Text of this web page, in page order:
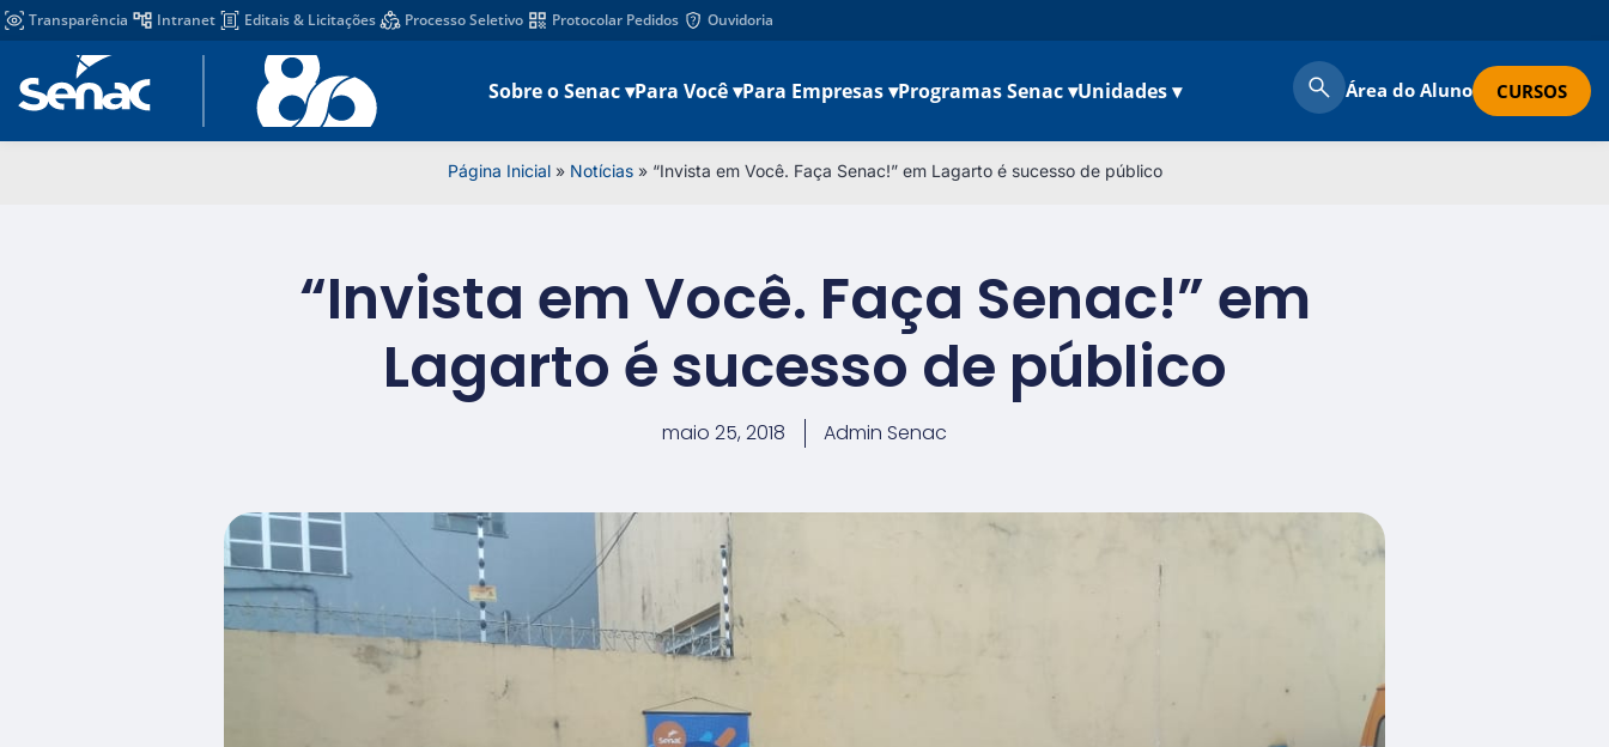
Transparência Intranet Editais & Licitações Processo Seletivo Protocolar Pedidos Ouvidoria
Sobre o Senac ▾Para Você ▾Para Empresas ▾Programas Senac ▾Unidades ▾ Área do Aluno CURSOS
Página Inicial» Notícias» “Invista em Você. Faça Senac!” em Lagarto é sucesso de público
“Invista em Você. Faça Senac!” em
Lagarto é sucesso de público
maio 25, 2018 Admin Senac